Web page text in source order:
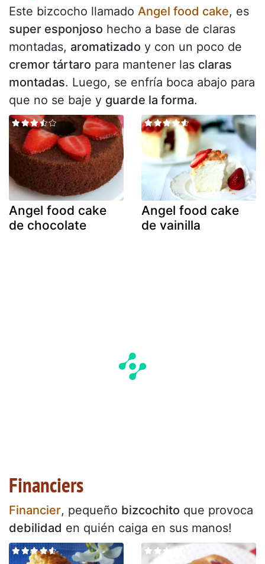
Este bizcocho llamado Angel food cake, es
super esponjoso hecho a base de claras
montadas, aromatizado y con un poco de
cremor tártaro para mantener las claras
montadas. Luego, se enfría boca abajo para
que no se baje y guarde la forma.
Angel food cake
de chocolate
Angel food cake
de vainilla
Financiers
Financier, pequeño bizcochito que provoca
debilidad en quién caiga en sus manos!